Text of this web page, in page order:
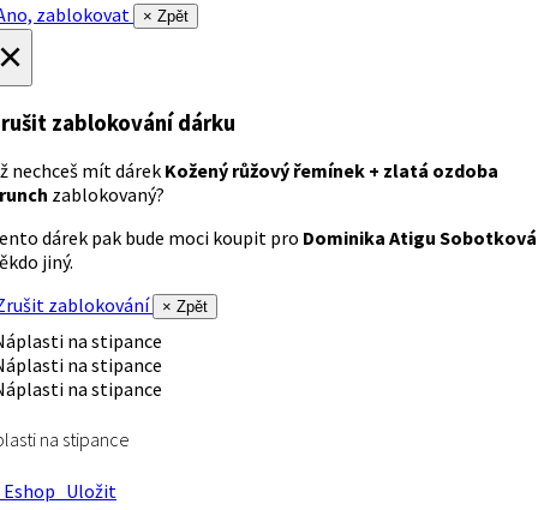
zablokovat
× Zpět
zablokování dárku
nechceš mít dárek Kožený růžový řemínek + zlatá ozdoba
zablokovaný?
dárek pak bude moci koupit pro Dominika Atigu Sobotková
jiný.
zablokování
× Zpět
na stipance
Uložit